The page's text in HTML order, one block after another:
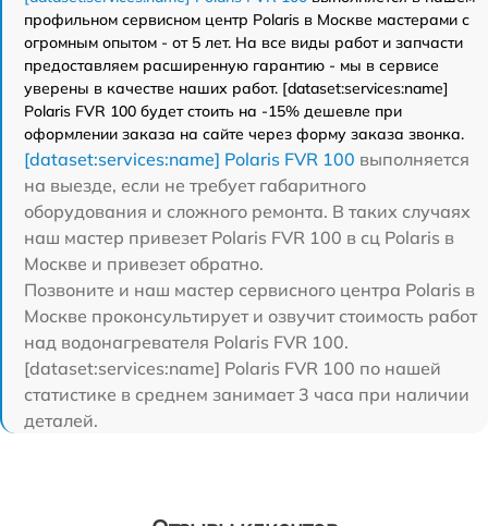
профильном сервисном центр Polaris в Москве мастерами с
огромным опытом - от 5 лет. На все виды работ и запчасти
предоставляем расширенную гарантию - мы в сервисе
уверены в качестве наших работ. [dataset:services:name]
Polaris FVR 100 будет стоить на -15% дешевле при
оформлении заказа на сайте через форму заказа звонка.
[dataset:services:name] Polaris FVR 100 выполняется
на выезде, если не требует габаритного
оборудования и сложного ремонта. В таких случаях
наш мастер привезет Polaris FVR 100 в сц Polaris в
Москве и привезет обратно.
Позвоните и наш мастер сервисного центра Polaris в
Москве проконсультирует и озвучит стоимость работ
над водонагревателя Polaris FVR 100.
[dataset:services:name] Polaris FVR 100 по нашей
статистике в среднем занимает 3 часа при наличии
деталей.